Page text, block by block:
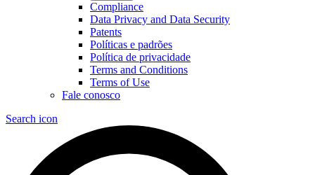
Compliance
Data Privacy and Data Security
Patents
Políticas e padrões
Política de privacidade
Terms and Conditions
Terms of Use
Fale conosco
Search icon